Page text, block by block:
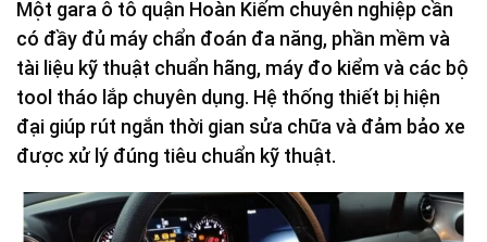
Một gara ô tô quận Hoàn Kiếm chuyên nghiệp cần
có đầy đủ máy chẩn đoán đa năng, phần mềm và
tài liệu kỹ thuật chuẩn hãng, máy đo kiểm và các bộ
tool tháo lắp chuyên dụng. Hệ thống thiết bị hiện
đại giúp rút ngắn thời gian sửa chữa và đảm bảo xe
được xử lý đúng tiêu chuẩn kỹ thuật.